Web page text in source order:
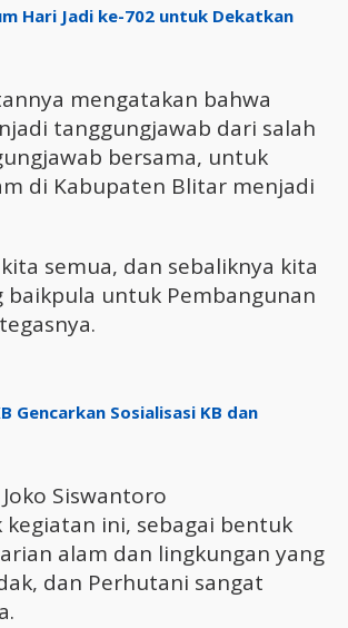
Hari Jadi ke-702 untuk Dekatkan
mengatakan bahwa
tanggungjawab dari salah
bersama, untuk
di Kabupaten Blitar menjadi
semua, dan sebaliknya kita
untuk Pembangunan
Gencarkan Sosialisasi KB dan
Siswantoro
ini, sebagai bentuk
alam dan lingkungan yang
dan Perhutani sangat